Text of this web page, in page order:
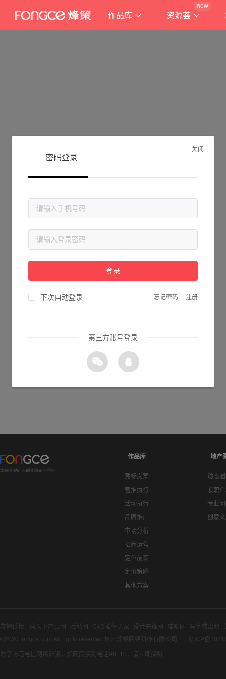
作品库 资源荟
new
抱歉!
请检查您输入的网址是否正确，或点击下面的按钮返回首页。
作品库
竞标提案
营推执行
活动执行
品牌推广
市场分析
招商运营
定位前策
定价策略
其他方案
地产
动态
兼职
专业
创意
友情链接: 房天下产业网 活动网 C4D插件之家 设计先锋网 猫啃网 写字楼出租
©2020 fongce.com.All rights reserved 杭州烽格网络科技有限公司
浙ICP备
为了防范电信网络诈骗，如网民接到电话96110，请立即接听
关闭
密码登录
登录
下次自动登录 忘记密码 注册
第三方账号登录